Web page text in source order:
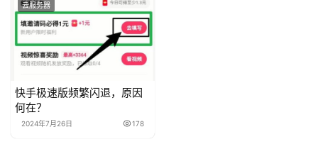
云服务器
快手极速版频繁闪退，原因
何在？
2024年7月26日 178